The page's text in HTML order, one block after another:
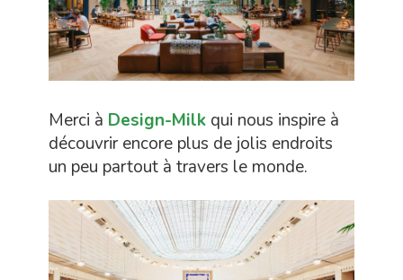
Merci à Design-Milk qui nous inspire à
découvrir encore plus de jolis endroits
un peu partout à travers le monde.